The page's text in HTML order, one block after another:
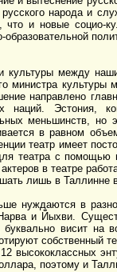
русского народа и
что и новые социо-
образовательной
культуры между
министра культуры
направлено
наций. Эстония,
меньшинств, но
в равном
театр имеет
театра с
в театре
лишь в Таллинне
нуждаются в
и Йыхви.
буквально висит на
собственный
высококлассных
поэтому и